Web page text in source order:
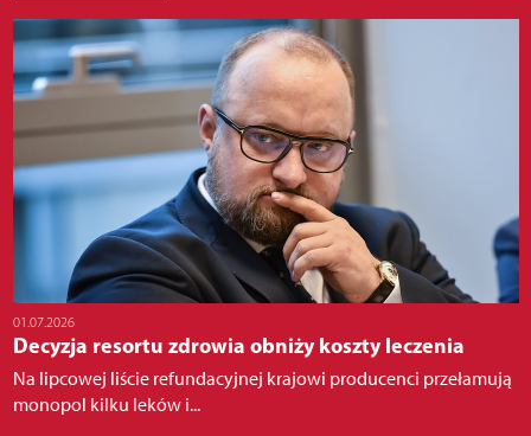
01.07.2026
Decyzja resortu zdrowia obniży koszty leczenia
Na lipcowej liście refundacyjnej krajowi producenci przełamują
monopol kilku leków i...